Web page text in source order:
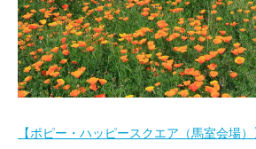
【ポピー・ハッピースクエア（馬室会場